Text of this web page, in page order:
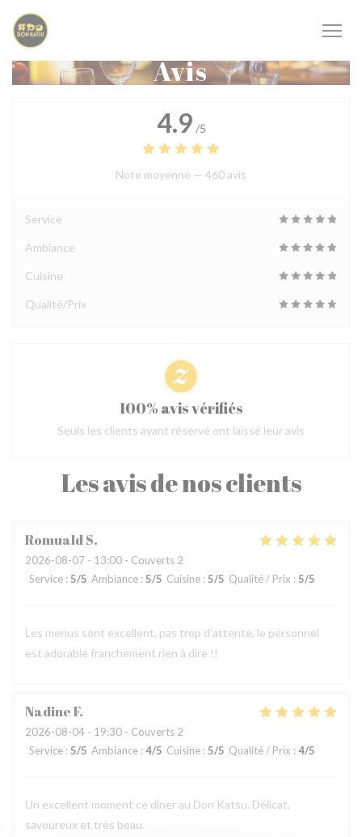
Personnalisation de vos choix en matière de cookies
Avis
Les avis de nos clients
RomualdS
2026-08-07 - 13:00 - Couverts 2
Service : 5/5 Ambiance : 5/5 Cuisine : 5/5 Qualité / Prix : 5/5
Les menus sont excellent, pas trop d’attente, le personnel
est adorable franchement rien à dire !!
NadineF
2026-08-04 - 19:30 - Couverts 2
Service : 5/5 Ambiance : 4/5 Cuisine : 5/5 Qualité / Prix : 4/5
Un excellent moment ce dîner au Don Katsu. Délicat,
savoureux et très beau.
4.9 /5
Note moyenne — 460 avis
Service
Ambiance
Cuisine
Qualité/Prix
100% avis vérifiés
Seuls les clients ayant réservé ont laissé leur avis